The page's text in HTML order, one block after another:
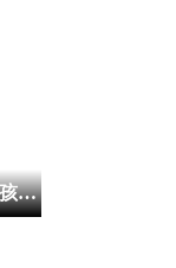
四川遂宁“四位一体”护学岗撑起孩子“平安伞”